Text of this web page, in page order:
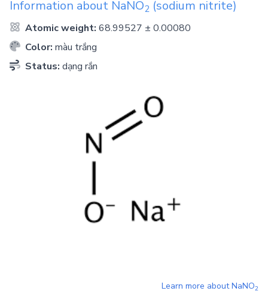
Information about NaNO2 (sodium nitrite)
Atomic weight: 68.99527 ± 0.00080
Color: màu trắng
Status: dạng rắn
Learn more aboutNaNO2